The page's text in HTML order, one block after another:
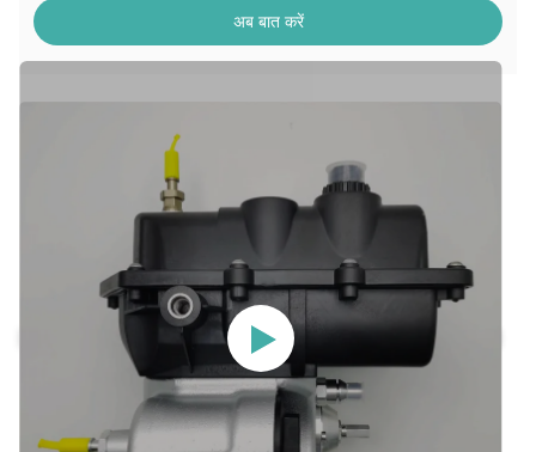
अब बात करें